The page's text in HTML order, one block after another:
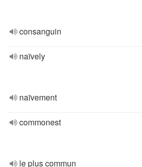
consanguin
naïvely
naïvement
commonest
le plus commun